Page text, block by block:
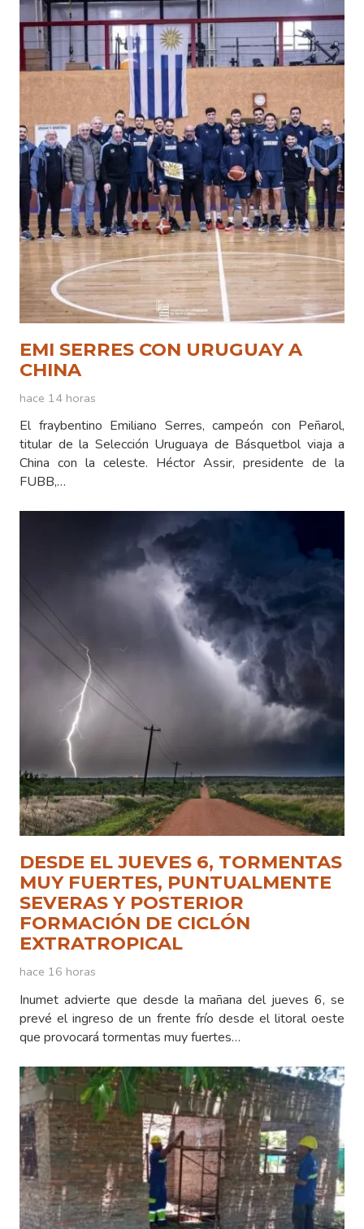
EMI SERRES CON URUGUAY A
CHINA
hace 14 horas
El fraybentino Emiliano Serres, campeón con Peñarol,
titular de la Selección Uruguaya de Básquetbol viaja a
China con la celeste. Héctor Assir, presidente de la
FUBB,…
DESDE EL JUEVES 6, TORMENTAS
MUY FUERTES, PUNTUALMENTE
SEVERAS Y POSTERIOR
FORMACIÓN DE CICLÓN
EXTRATROPICAL
hace 16 horas
Inumet advierte que desde la mañana del jueves 6, se
prevé el ingreso de un frente frío desde el litoral oeste
que provocará tormentas muy fuertes…